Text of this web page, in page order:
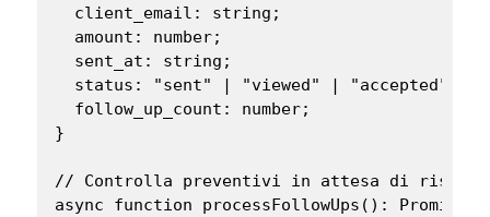
  client_email: string;
  amount: number;
  sent_at: string;
status: "sent" | "viewed" | "accepted" |
  follow_up_count: number;
}
// Controlla preventivi in attesa di
async function processFollowUps():